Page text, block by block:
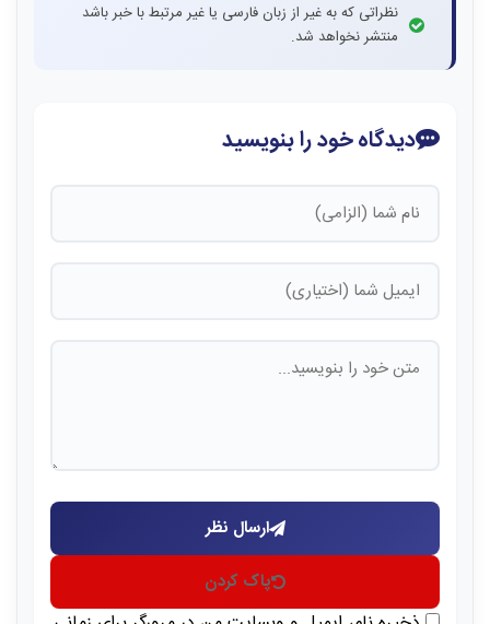
نظراتی که به غیر از زبان فارسی یا غیر مرتبط با خبر باشد
منتشر نخواهد شد.
دیدگاه خود را بنویسید
ارسال نظر
پاک کردن